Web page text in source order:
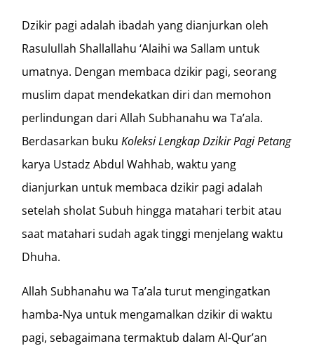
Dzikir pagi adalah ibadah yang dianjurkan oleh
Rasulullah Shallallahu ‘Alaihi wa Sallam untuk
umatnya. Dengan membaca dzikir pagi, seorang
muslim dapat mendekatkan diri dan memohon
perlindungan dari Allah Subhanahu wa Ta’ala.
Berdasarkan bukuKoleksi Lengkap Dzikir Pagi Petang
karya Ustadz Abdul Wahhab, waktu yang
dianjurkan untuk membaca dzikir pagi adalah
setelah sholat Subuh hingga matahari terbit atau
saat matahari sudah agak tinggi menjelang waktu
Dhuha.
Allah Subhanahu wa Ta’ala turut mengingatkan
hamba-Nya untuk mengamalkan dzikir di waktu
pagi, sebagaimana termaktub dalam Al-Qur’an